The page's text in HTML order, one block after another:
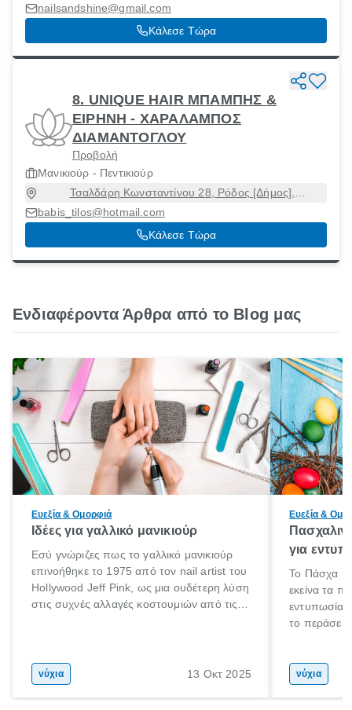
nailsandshine@gmail.com
Κάλεσε Τώρα
8. UNIQUE HAIR ΜΠΑΜΠΗΣ &
ΕΙΡΗΝΗ - ΧΑΡΑΛΑΜΠΟΣ
ΔΙΑΜΑΝΤΟΓΛΟΥ
Προβολή
Μανικιούρ - Πεντικιούρ
Τσαλδάρη Κωνσταντίνου 28, Ρόδος [Δήμος],
Δωδεκάνησα, 85100
babis_tilos@hotmail.com
Κάλεσε Τώρα
Ενδιαφέροντα Άρθρα από το Blog μας
Ευεξία & Ομορφιά
Ιδέες για γαλλικό μανικιούρ
Εσύ γνώριζες πως το γαλλικό μανικιούρ
επινοήθηκε το 1975 από τον nail artist του
Hollywood Jeff Pink, ως μια ουδέτερη λύση
στις συχνές αλλαγές κοστουμιών από τις
απαλή ροζ βάση νυχιού με λευκές άκρες
ορίζεται ως η βασική εκδοχή του
νύχια 13 Οκτ 2025
Ευεξία &
για
Το Πάσχα
εκείνα τα
το
πεντικιούρ.
νύχια